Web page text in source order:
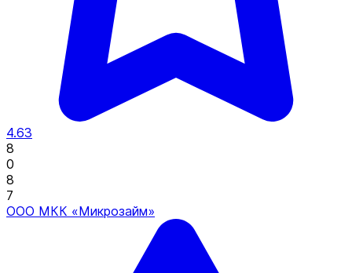
4.63
8
0
8
7
ООО МКК «Микрозайм»